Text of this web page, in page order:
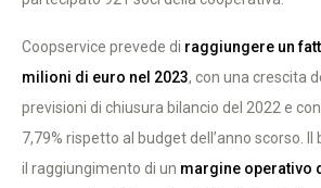
Coopservice prevede di raggiungere un
milioni di euro nel 2023, con una crescita
previsioni di chiusura bilancio del 2022 e
7,79% rispetto al budget dell’anno scorso.
il raggiungimento di un margine operativo